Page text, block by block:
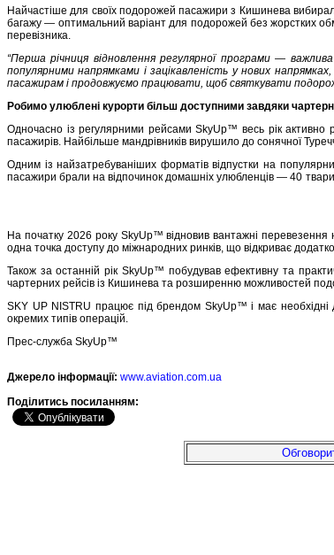
Найчастіше для своїх подорожей пасажири з Кишинева
багажу — оптимальний варіант для подорожей без жорстких
перевізника.
“Перша річниця відновлення регулярної програми —
популярними напрямками і зацікавленість у нових
пасажирам і продовжуємо працювати, щоб святкувати
Робимо улюблені курорти більш доступними завдяки
Одночасно із регулярними рейсами SkyUp™ весь рік активно
пасажирів. Найбільше мандрівників вирушило до сонячної
Одним із найзатребуваніших форматів відпустки на
пасажири брали на відпочинок домашніх улюбленців — 40
На початку 2026 року SkyUp™ відновив вантажні
одна точка доступу до міжнародних ринків, що відкриває
Також за останній рік SkyUp™ побудував ефективну та
чартерних рейсів із Кишинева та розширенню можливостей
SKY UP NISTRU працює під брендом SkyUp™ і має необхідні
окремих типів операцій.
Прес-служба SkyUp™
Джерело інформації: www.aviation.com.ua
Подiлитись посиланням: